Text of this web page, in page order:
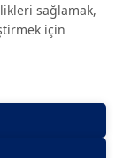
amaçlıdır.
ya da bir sağlık
sağlamak,
için